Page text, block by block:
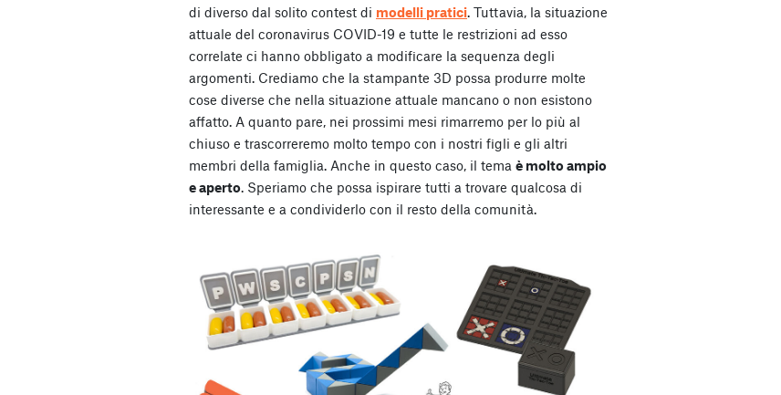
di diverso dal solito contest di modelli pratici. Tuttavia, la situazione
attuale del coronavirus COVID-19 e tutte le restrizioni ad esso
correlate ci hanno obbligato a modificare la sequenza degli
argomenti. Crediamo che la stampante 3D possa produrre molte
cose diverse che nella situazione attuale mancano o non esistono
affatto. A quanto pare, nei prossimi mesi rimarremo per lo più al
chiuso e trascorreremo molto tempo con i nostri figli e gli altri
membri della famiglia. Anche in questo caso, il tema è molto ampio
e aperto. Speriamo che possa ispirare tutti a trovare qualcosa di
interessante e a condividerlo con il resto della comunità.